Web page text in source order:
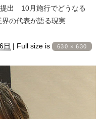
提出 10月施行でどうなる
の代表が語る現実
日 | Full size is 630 × 630